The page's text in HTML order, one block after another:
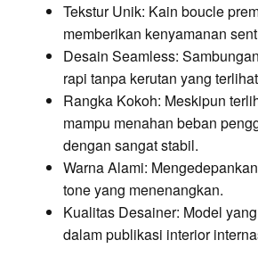
Tekstur Unik: Kain boucle
memberikan kenyamanan
Desain Seamless:
rapi tanpa kerutan yang
Rangka Kokoh: Meskipun
mampu menahan beban
dengan sangat stabil.
Warna Alami:
tone yang menenangkan.
Kualitas Desainer: Model
dalam publikasi interior